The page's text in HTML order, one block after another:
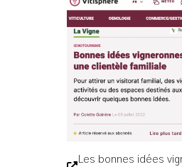
Les bonnes idées